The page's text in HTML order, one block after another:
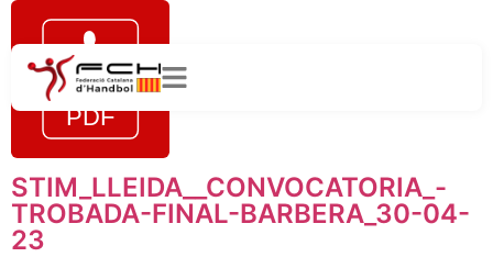
STIM_LLEIDA__CONVOCATORIA_-
TROBADA-FINAL-BARBERA_30-04-
23